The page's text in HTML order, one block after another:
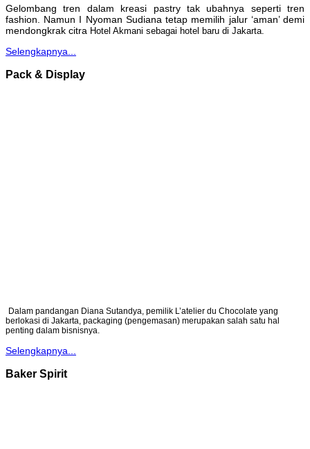
Gelombang tren dalam kreasi pastry tak ubahnya seperti tren
fashion. Namun I Nyoman Sudiana tetap memilih jalur ‘aman’ demi
mendongkrak citra Hotel Akmani sebagai hotel baru di Jakarta.
Selengkapnya...
Pack & Display
Dalam pandangan Diana Sutandya, pemilik L’atelier du Chocolate yang
berlokasi di Jakarta, packaging (pengemasan) merupakan salah satu hal
penting dalam bisnisnya.
Selengkapnya...
Baker Spirit